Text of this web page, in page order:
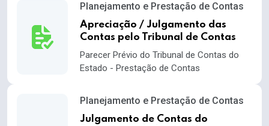
Planejamento e Prestação de Contas
Apreciação / Julgamento das
Contas pelo Tribunal de Contas
Parecer Prévio do Tribunal de Contas do
Estado - Prestação de Contas
Planejamento e Prestação de Contas
Julgamento de Contas do